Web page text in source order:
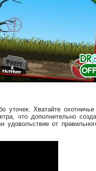
Хватайте
что дополнительно
от